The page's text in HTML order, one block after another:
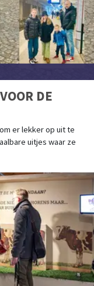
DE
er lekker op uit te
uitjes waar ze